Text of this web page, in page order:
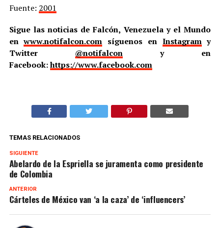
Fuente: 2001
Sigue las noticias de Falcón, Venezuela y el Mundo
enwww.notifalcon.com síguenos en Instagramy
Twitter @notifalcony en
Facebook:https://www.facebook.com
TEMAS RELACIONADOS
SIGUIENTE
Abelardo de la Espriella se juramenta como presidente
de Colombia
ANTERIOR
Cárteles de México van ‘a la caza’ de ‘influencers’